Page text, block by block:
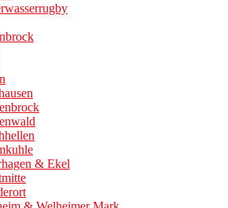
& Ekel